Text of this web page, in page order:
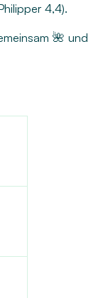
4,4).
🌺 und